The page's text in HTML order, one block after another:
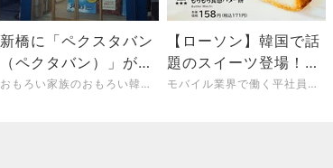
新橋に「ペクスタバン
（ペクタバン）」がや
ってくる!!
おもろい家族のおもろい韓流生活
【ローソン】韓国で話
題のスイーツ登場！
「バター香るもちもち
モバイル業界で働く平社員のブログ